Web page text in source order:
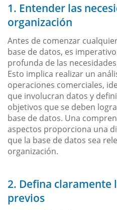
1. Entender las
organización
Antes de comenzar
base de datos, es
profunda de las
Esto implica realizar un
operaciones comerciales,
que involucran datos y
objetivos que se deben
base de datos. Una
aspectos proporciona una
que la base de datos sea
organización.
2. Defina claramente
previos